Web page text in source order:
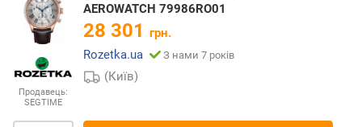
Продавець:
SEGTIME
AEROWATCH 79986RO01
28 301 грн.
Rozetka.ua
З нами 7 років
(Київ)